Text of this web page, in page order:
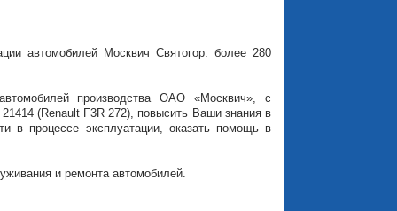
автомобилей Москвич Святогор: более 280
производства ОАО «Москвич», с
(Renault F3R 272), повысить Ваши знания в
в процессе эксплуатации, оказать помощь в
и ремонта автомобилей.